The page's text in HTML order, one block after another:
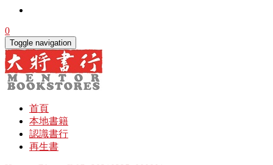
0
Toggle navigation
首頁
本地書籍
認識書行
再生書